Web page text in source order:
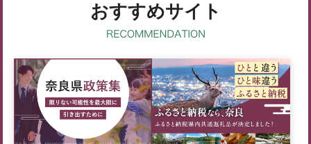
おすすめサイト